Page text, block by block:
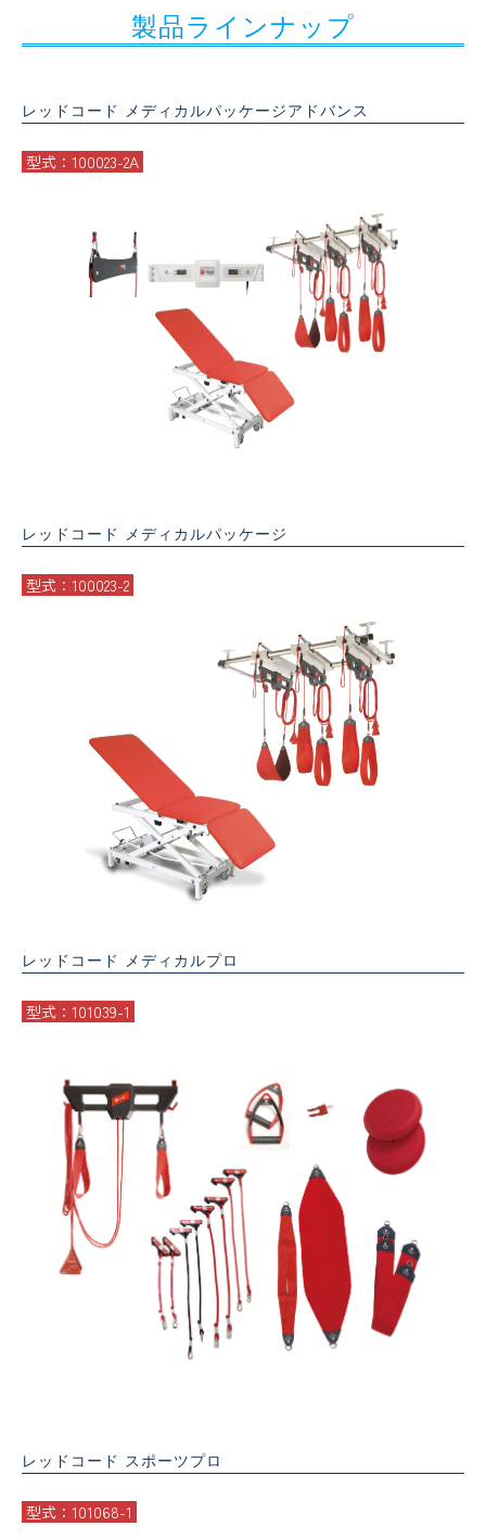
製品ラインナップ
レッドコード メディカルパッケージアドバンス
型式：100023-2A
レッドコード メディカルパッケージ
型式：100023-2
レッドコード メディカルプロ
型式：101039-1
レッドコード スポーツプロ
型式：101068-1